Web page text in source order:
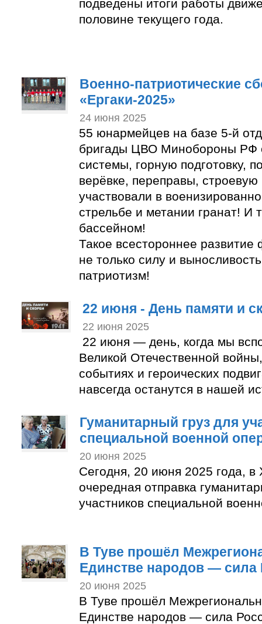
подведены итоги работы
половине текущего года.
Военно-патриотические
«Ергаки-2025»
24 июня 2025
55 юнармейцев на базе 5-й
бригады ЦВО Минобороны РФ
системы, горную подготовку,
верёвке, переправы, строевую
участвовали в
стрельбе и метании гранат! И
бассейном!
Такое всестороннее развитие
не только силу и
патриотизм!
22 июня - День памяти и
22 июня 2025
22 июня — день, когда мы
Великой Отечественной
событиях и героических
навсегда останутся в нашей
Гуманитарный груз для
специальной военной
20 июня 2025
Сегодня, 20 июня 2025 года, в
очередная отправка
участников специальной
В Туве прошёл
Единстве народов — сила
20 июня 2025
В Туве прошёл
Единстве народов — сила